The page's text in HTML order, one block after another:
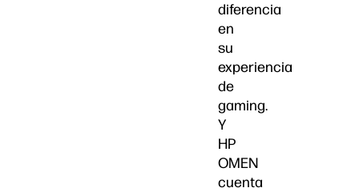
diferencia
en
su
experiencia
de
gaming.
Y
HP
OMEN
cuenta